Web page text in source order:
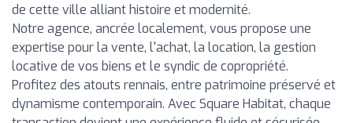
de cette ville alliant histoire et modernité.
Notre agence, ancrée localement, vous propose une
expertise pour la vente, l'achat, la location, la gestion
locative de vos biens et le syndic de copropriété.
Profitez des atouts rennais, entre patrimoine préservé et
dynamisme contemporain. Avec Square Habitat, chaque